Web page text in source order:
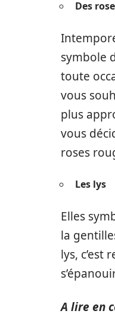
Des
symbole
toute
vous
plus
vous
roses
Les lys
Elles
la
lys, c’est
A lire en